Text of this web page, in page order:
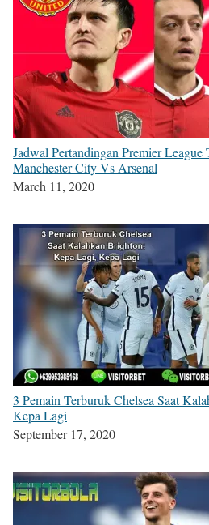
Jadwal Pertandingan Premier League
Manchester City Vs Arsenal
March 11, 2020
3 Pemain Terburuk Chelsea Saat
Kepa Lagi
September 17, 2020